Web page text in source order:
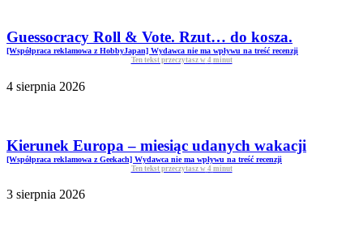
Guessocracy Roll & Vote. Rzut… do kosza.
[Współpraca reklamowa z HobbyJapan] Wydawca nie ma wpływu na treść recenzji
Ten tekst przeczytasz w 4 minut
4 sierpnia 2026
Kierunek Europa – miesiąc udanych wakacji
[Współpraca reklamowa z Geekach] Wydawca nie ma wpływu na treść recenzji
Ten tekst przeczytasz w 4 minut
3 sierpnia 2026